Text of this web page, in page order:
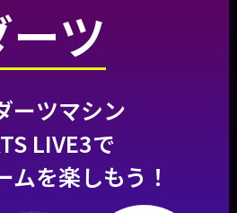
ツ
ーツマシン
LIVE3で
ムを楽しもう！